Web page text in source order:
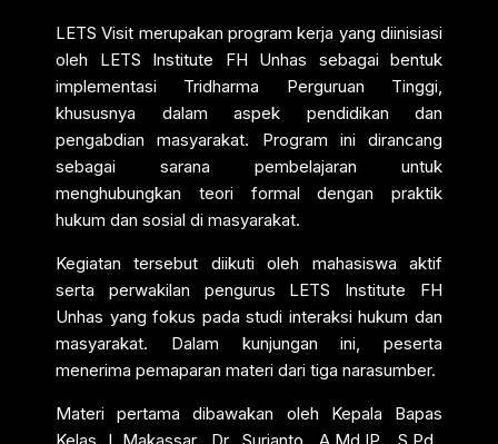
LETS Visit merupakan program kerja yang diinisiasi
oleh LETS Institute FH Unhas sebagai bentuk
implementasi Tridharma Perguruan Tinggi,
khususnya dalam aspek pendidikan dan
pengabdian masyarakat. Program ini dirancang
sebagai sarana pembelajaran untuk
menghubungkan teori formal dengan praktik
hukum dan sosial di masyarakat.
Kegiatan tersebut diikuti oleh mahasiswa aktif
serta perwakilan pengurus LETS Institute FH
Unhas yang fokus pada studi interaksi hukum dan
masyarakat. Dalam kunjungan ini, peserta
menerima pemaparan materi dari tiga narasumber.
Materi pertama dibawakan oleh Kepala Bapas
Kelas I Makassar, Dr. Surianto, A.Md.IP., S.Pd.,